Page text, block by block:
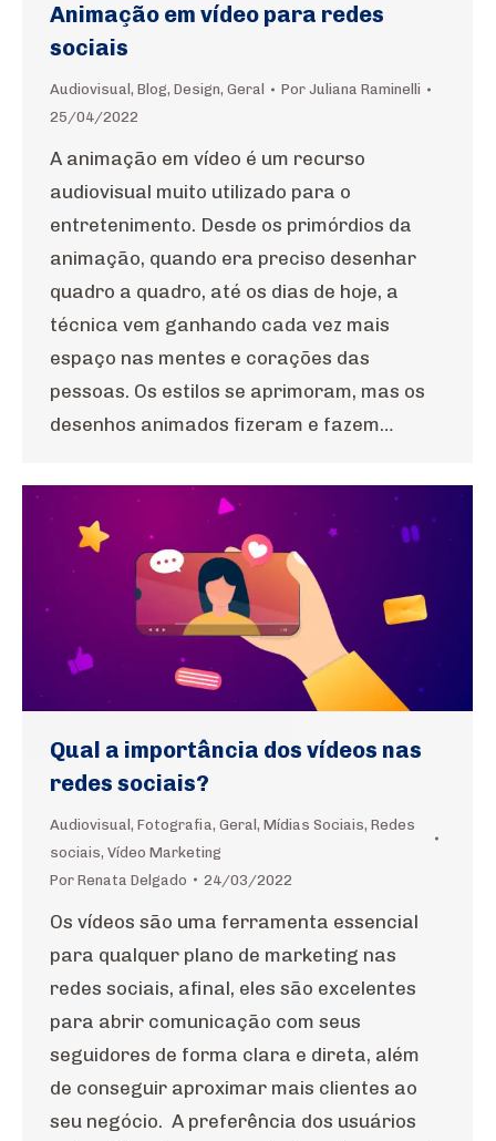
Animação em vídeo para redes
sociais
Audiovisual , Blog, Design, Geral Por Juliana Raminelli
25/04/2022
A animação em vídeo é um recurso
audiovisual muito utilizado para o
entretenimento. Desde os primórdios da
animação, quando era preciso desenhar
quadro a quadro, até os dias de hoje, a
técnica vem ganhando cada vez mais
espaço nas mentes e corações das
pessoas. Os estilos se aprimoram, mas os
desenhos animados fizeram e fazem…
Qual a importância dos vídeos nas
redes sociais?
Audiovisual, Fotografia, Geral, Mídias Sociais, Redes
sociais, Vídeo Marketing
Por Renata Delgado 24/03/2022
Os vídeos são uma ferramenta essencial
para qualquer plano de marketing nas
redes sociais, afinal, eles são excelentes
para abrir comunicação com seus
seguidores de forma clara e direta, além
de conseguir aproximar mais clientes ao
seu negócio. A preferência dos usuários